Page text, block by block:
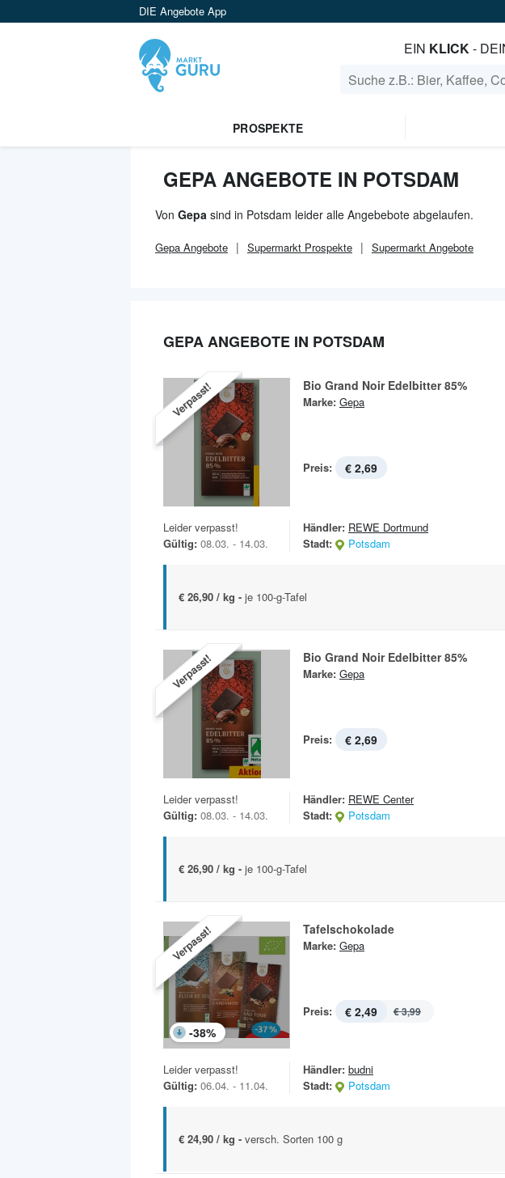
DIE Angebote App
EIN KLICK-
PROSPEKTE
GEPA ANGEBOTE IN POTSDAM
Von Gepa sind in Potsdam leider alle Angebebote abgelaufen.
Gepa Angebote Supermarkt Prospekte Supermarkt Angebote
GEPA ANGEBOTE IN POTSDAM
Verpasst! Bio Grand Noir Edelbitter 85%
Marke: Gepa
Preis: € 2,69
Leider verpasst!
Gültig: 08.03. - 14.03.
Händler: REWE Dortmund
Stadt:
Potsdam
€ 26,90 / kg - je 100-g-Tafel
Verpasst! Bio Grand Noir Edelbitter 85%
Marke: Gepa
Preis: € 2,69
Leider verpasst!
Gültig: 08.03. - 14.03.
Händler: REWE Center
Stadt:
Potsdam
€ 26,90 / kg - je 100-g-Tafel
Verpasst!
-38%
Tafelschokolade
Marke: Gepa
Preis: € 2,49 € 3,99
Leider verpasst!
Gültig: 06.04. - 11.04.
Händler: budni
Stadt:
Potsdam
€ 24,90 / kg - versch. Sorten 100 g